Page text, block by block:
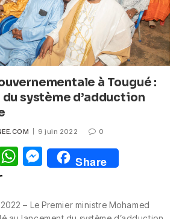
à Tougué :
système d’adduction
9 juin 2022 0
W
s
M
e
e
Share
– Le Premier ministre Mohamed